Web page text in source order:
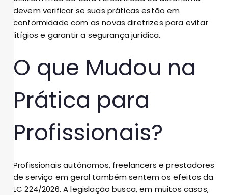
devem verificar se suas práticas estão em
conformidade com as novas diretrizes para evitar
litígios e garantir a segurança jurídica.
O que Mudou na
Prática para
Profissionais?
Profissionais autônomos, freelancers e prestadores
de serviço em geral também sentem os efeitos da
LC 224/2026. A legislação busca, em muitos casos,